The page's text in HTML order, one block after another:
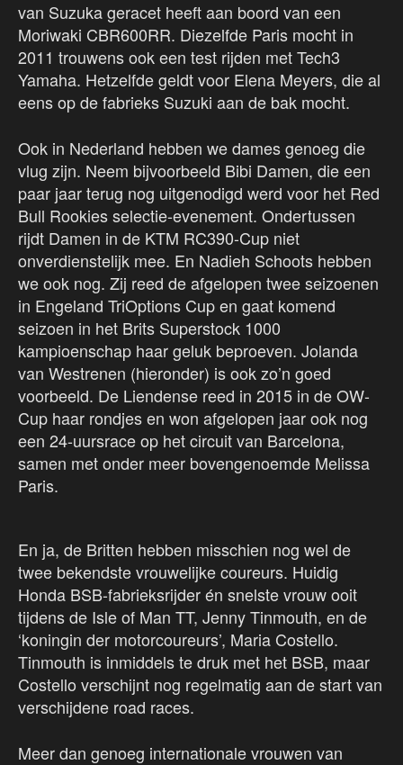
van Suzuka geracet heeft aan boord van een
Moriwaki CBR600RR. Diezelfde Paris mocht in
2011 trouwens ook een test rijden met Tech3
Yamaha. Hetzelfde geldt voor Elena Meyers, die al
eens op de fabrieks Suzuki aan de bak mocht.
Ook in Nederland hebben we dames genoeg die
vlug zijn. Neem bijvoorbeeld Bibi Damen, die een
paar jaar terug nog uitgenodigd werd voor het Red
Bull Rookies selectie-evenement. Ondertussen
rijdt Damen in de KTM RC390-Cup niet
onverdienstelijk mee. En Nadieh Schoots hebben
we ook nog. Zij reed de afgelopen twee seizoenen
in Engeland TriOptions Cup en gaat komend
seizoen in het Brits Superstock 1000
kampioenschap haar geluk beproeven. Jolanda
van Westrenen (hieronder) is ook zo’n goed
voorbeeld. De Liendense reed in 2015 in de OW-
Cup haar rondjes en won afgelopen jaar ook nog
een 24-uursrace op het circuit van Barcelona,
samen met onder meer bovengenoemde Melissa
Paris.
En ja, de Britten hebben misschien nog wel de
twee bekendste vrouwelijke coureurs. Huidig
Honda BSB-fabrieksrijder én snelste vrouw ooit
tijdens de Isle of Man TT, Jenny Tinmouth, en de
‘koningin der motorcoureurs’, Maria Costello.
Tinmouth is inmiddels te druk met het BSB, maar
Costello verschijnt nog regelmatig aan de start van
verschijdene road races.
Meer dan genoeg internationale vrouwen van